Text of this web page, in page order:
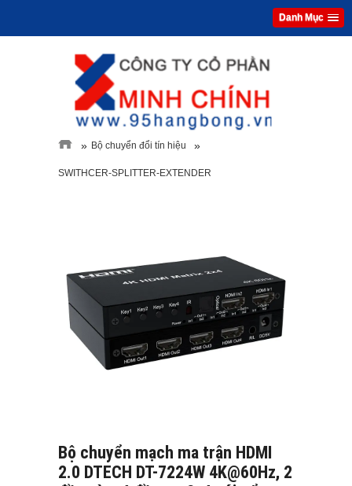
Danh Mục
» Bộ chuyển đổi tín hiệu »
SWITHCER-SPLITTER-EXTENDER
Bộ chuyển mạch ma trận HDMI
2.0 DTECH DT-7224W 4K@60Hz, 2